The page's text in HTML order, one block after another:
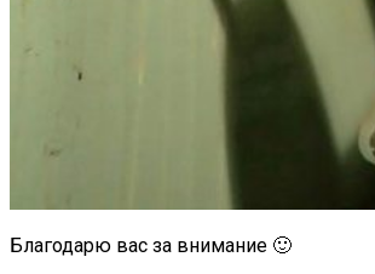
Благодарю вас за внимание 🙂